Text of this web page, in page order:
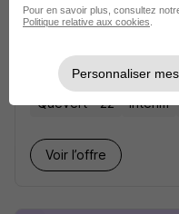
Quévert - 22 Intérim
Voir l’offre
Pour en savoir plus, consultez
Politique relative aux cookies
Personnaliser